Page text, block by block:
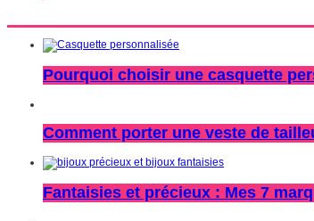
Pourquoi choisir une casquette
Comment porter une veste de
Fantaisies et précieux : Mes 7